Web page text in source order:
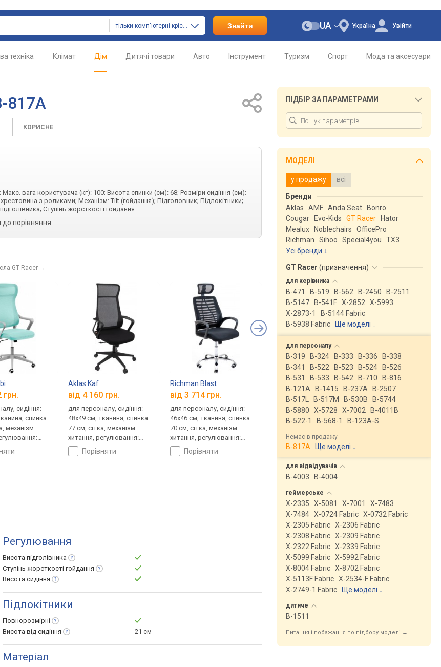
тільки комп'ютерні крісла Знайти Україна
UA Увійти
техніка Клімат Дім Дитячі товари Авто Інструмент Туризм Спорт Мода та аксесуари
817A
КОРИСНЕ
вага користувача (кг): 100; Висота спинки (см): 68; Розміри сидіння (см):
з роликами; Механізм: Tilt (гойдання); Підголовник; Підлокітники;
Ступінь жорсткості гойдання
до порівняння
GT Racer →
грн.
сидіння:
спинка:
механізм:
Aklas Kaf
від 4 160 грн.
для персоналу, сидіння:
48x49 см, тканина, спинка:
77 см, сітка, механізм:
хитання, регулювання:
висоти, жорсткості
порівняти
Richman Blast
від 3 714 грн.
для персоналу, сидіння:
46x46 см, тканина, спинка:
70 см, сітка, механізм:
хитання, регулювання:
висоти, жорсткості
порівняти
від 4 226 грн.
для персоналу, сидіння:
45x46 см, тканина, спинка:
хитання, регулювання:
висоти, жорсткості
порівняти
від 3 790 грн.
для персоналу,
50x50 см, тканина,
Регулювання
Висота підголівника
Ступінь жорсткості гойдання
Висота сидіння
Підлокітники
Повнорозмірні
Висота від сидіння 21 см
Матеріал
ПІДБІР ЗА ПАРАМЕТРАМИ
МОДЕЛІ
у продажу всі
Бренди
Aklas
AMF Anda Seat
Bonro
Cougar
Evo-Kids GT Racer
Hator
Mealux
Noblechairs
OfficePro
Richman
Sihoo Special4you
ТX3
Усі бренди
GT Racer (призначення)
для керівника
B-471 B-519 B-562 B-2450
B-2511
B-5147
B-541F X-2852
X-5993
X-2873-1
B-5144 Fabric
B-5938 Fabric
Ще моделі ↓
для персоналу
B-319 B-324 B-333 B-336
B-338
B-341
B-522 B-523 B-524
B-526
B-531
B-533 B-542 B-710
B-816
B-121A
B-1415 B-237A
B-2507
B-517L
B-517M B-530B
B-5744
B-5880
X-5728 X-7002
B-4011B
B-522-1
B-568-1 B-123A-S
Немає в продажу
B-817A Ще моделі ↓
для відвідувачів
B-4003 B-4004
геймерське
X-2335 X-5081 X-7001
X-7483
X-7484 X-0724 Fabric X-0732 Fabric
X-2305 Fabric X-2306 Fabric
X-2308 Fabric X-2309 Fabric
X-2322 Fabric X-2339 Fabric
X-5099 Fabric X-5992 Fabric
X-8004 Fabric X-8702 Fabric
X-5113F Fabric X-2534-F Fabric
X-2749-1 Fabric
Ще моделі ↓
дитяче
B-1511
Питання і побажання по підбору моделі →